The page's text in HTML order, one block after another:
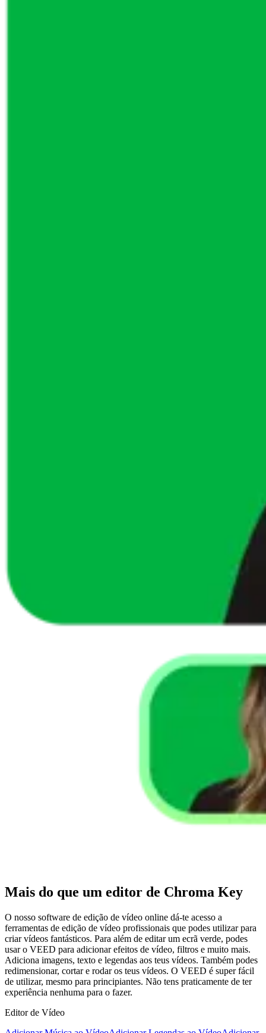
Mais do que um editor de Chroma Key
O nosso software de edição de vídeo online dá-te acesso a
ferramentas de edição de vídeo profissionais que podes utilizar para
criar vídeos fantásticos. Para além de editar um ecrã verde, podes
usar o VEED para adicionar efeitos de vídeo, filtros e muito mais.
Adiciona imagens, texto e legendas aos teus vídeos. Também podes
redimensionar, cortar e rodar os teus vídeos. O VEED é super fácil
de utilizar, mesmo para principiantes. Não tens praticamente de ter
experiência nenhuma para o fazer.
Editor de Vídeo